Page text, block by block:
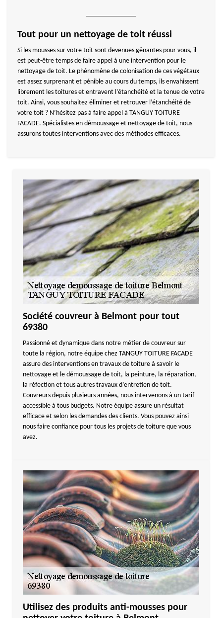
Tout pour un nettoyage de toit réussi
Si les mousses sur votre toit sont devenues gênantes pour vous, il
est peut-être temps de faire appel à une intervention pour le
nettoyage de toit. Le phénomène de colonisation de ces végétaux
est assez surprenant et pénible au cours du temps, ils envahissent
librement les toitures et entravent l’étanchéité et la tenue de votre
toit. Ainsi, vous souhaitez éliminer et retrouver l’étanchéité de
votre toit ? N’hésitez pas à faire appel à TANGUY TOITURE
FACADE. Spécialistes en démoussage et nettoyage de toit, nous
assurons toutes interventions avec des méthodes efficaces.
Société couvreur à Belmont pour tout
69380
Passionné et dynamique dans notre métier de couvreur sur
toute la région, notre équipe chez TANGUY TOITURE FACADE
assure des interventions en travaux de toiture à savoir le
nettoyage et le démoussage de toit, la peinture, la réparation,
la réfection et tous autres travaux d’entretien de toit.
Couvreurs depuis plusieurs années, nous intervenons à un tarif
accessible à tous budgets. Notre équipe assure un résultat
efficace et selon les demandes des clients. Vous pouvez ainsi
nous faire confiance pour tous les projets de toiture que vous
avez.
Utilisez des produits anti-mousses pour